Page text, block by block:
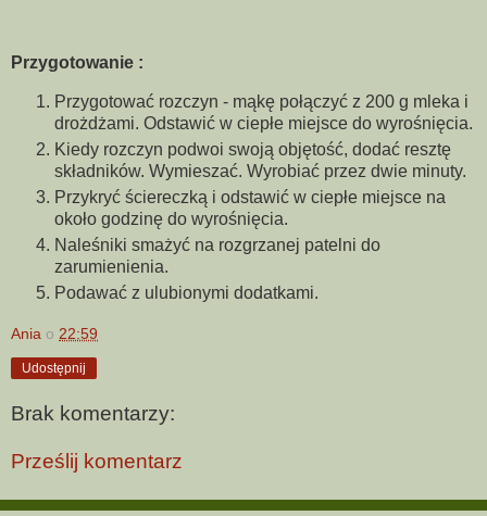
Przygotowanie :
Przygotować rozczyn - mąkę połączyć z 200 g mleka i
drożdżami. Odstawić w ciepłe miejsce do wyrośnięcia.
Kiedy rozczyn podwoi swoją objętość, dodać resztę
składników. Wymieszać. Wyrobiać przez dwie minuty.
Przykryć ściereczką i odstawić w ciepłe miejsce na
około godzinę do wyrośnięcia.
Naleśniki smażyć na rozgrzanej patelni do
zarumienienia.
Podawać z ulubionymi dodatkami.
Ania o 22:59
Udostępnij
Brak komentarzy:
Prześlij komentarz